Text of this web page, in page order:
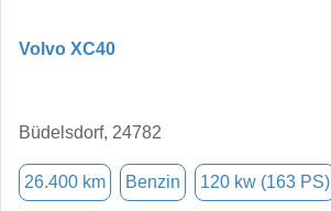
Volvo XC40
Büdelsdorf, 24782
26.400 km Benzin 120 kw (163 PS)